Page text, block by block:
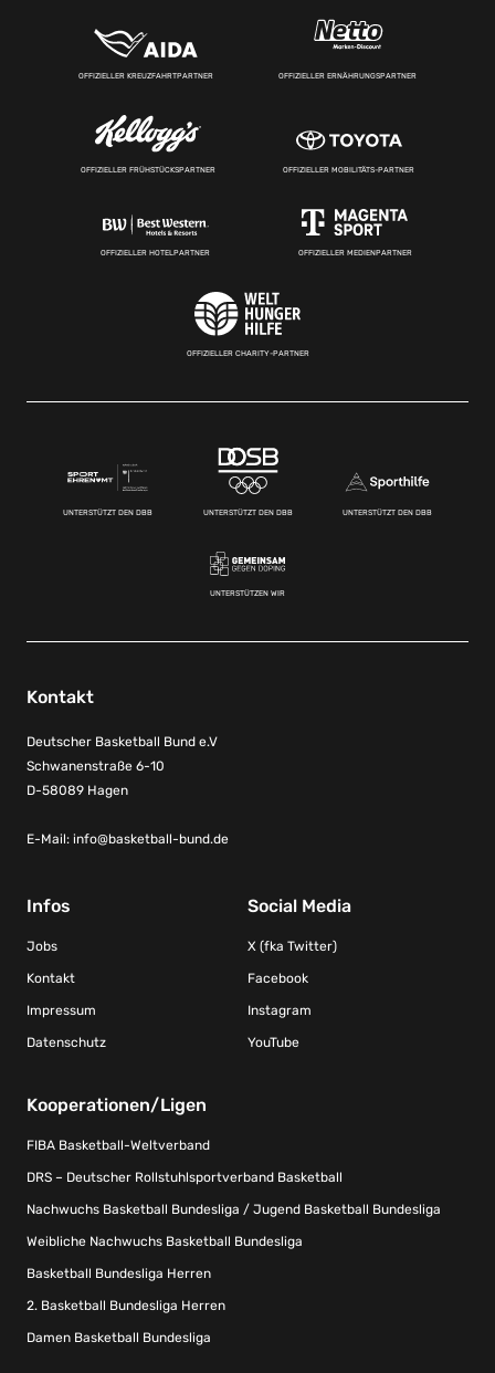
OFFIZIELLER KREUZFAHRTPARTNER OFFIZIELLER ERNÄHRUNGSPARTNER
OFFIZIELLER FRÜHSTÜCKSPARTNER OFFIZIELLER MOBILITÄTS-PARTNER
OFFIZIELLER HOTELPARTNER OFFIZIELLER MEDIENPARTNER
OFFIZIELLER CHARITY-PARTNER
UNTERSTÜTZT DEN DBB UNTERSTÜTZT DEN DBB UNTERSTÜTZT DEN DBB
UNTERSTÜTZEN WIR
Kontakt
Deutscher Basketball Bund e.V
Schwanenstraße 6-10
D-58089 Hagen
E-Mail: info@basketball-bund.de
Infos
Jobs
Kontakt
Impressum
Datenschutz
Social Media
X (fka Twitter)
Facebook
Instagram
YouTube
Kooperationen/Ligen
FIBA Basketball-Weltverband
DRS – Deutscher Rollstuhlsportverband Basketball
Nachwuchs Basketball Bundesliga / Jugend Basketball Bundesliga
Weibliche Nachwuchs Basketball Bundesliga
Basketball Bundesliga Herren
2. Basketball Bundesliga Herren
Damen Basketball Bundesliga